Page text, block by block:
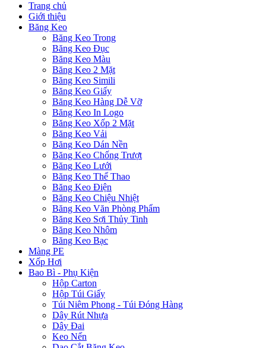
Trang chủ
Giới thiệu
Băng Keo
Băng Keo Trong
Băng Keo Đục
Băng Keo Màu
Băng Keo 2 Mặt
Băng Keo Simili
Băng Keo Giấy
Băng Keo Hàng Dễ Vỡ
Băng Keo In Logo
Băng Keo Xốp 2 Mặt
Băng Keo Vải
Băng Keo Dán Nền
Băng Keo Chống Trượt
Băng Keo Lưới
Băng Keo Thể Thao
Băng Keo Điện
Băng Keo Chiệu Nhiệt
Băng Keo Văn Phòng Phẩm
Băng Keo Sợi Thủy Tinh
Băng Keo Nhôm
Băng Keo Bạc
Màng PE
Xốp Hơi
Bao Bì - Phụ Kiện
Hộp Carton
Hộp Túi Giấy
Túi Niêm Phong - Túi Đóng Hàng
Dây Rút Nhựa
Dây Đai
Keo Nến